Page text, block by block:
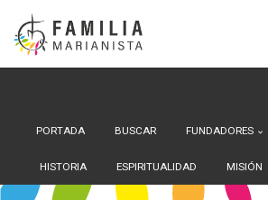
Saltar
contenido
PORTADA BUSCAR FUNDADORES
HISTORIA ESPIRITUALIDAD MISIÓN